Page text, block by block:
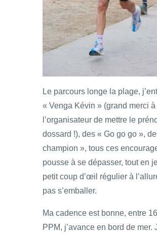
Le parcours longe la plage,
« Venga Kévin » (grand merci à
l’organisateur de mettre le
dossard !), des « Go go go »,
champion », tous ces
pousse à se dépasser, tout en
petit coup d’œil régulier à
pas s’emballer.
Ma cadence est bonne, entre
PPM, j’avance en bord de mer.